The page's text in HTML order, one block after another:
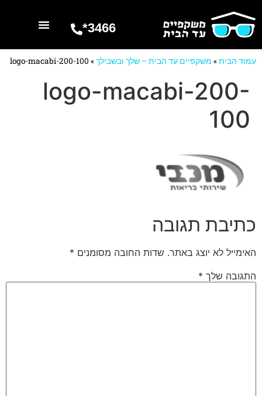
3466*
עמוד הבית» משקפיים עד הבית – שלך ובשבילך»
logo-macabi-200-100
logo-macabi-200-
100
כתיבת תגובה
האימייל לא יוצג באתר. שדות החובה מסומנים *
התגובה שלך *